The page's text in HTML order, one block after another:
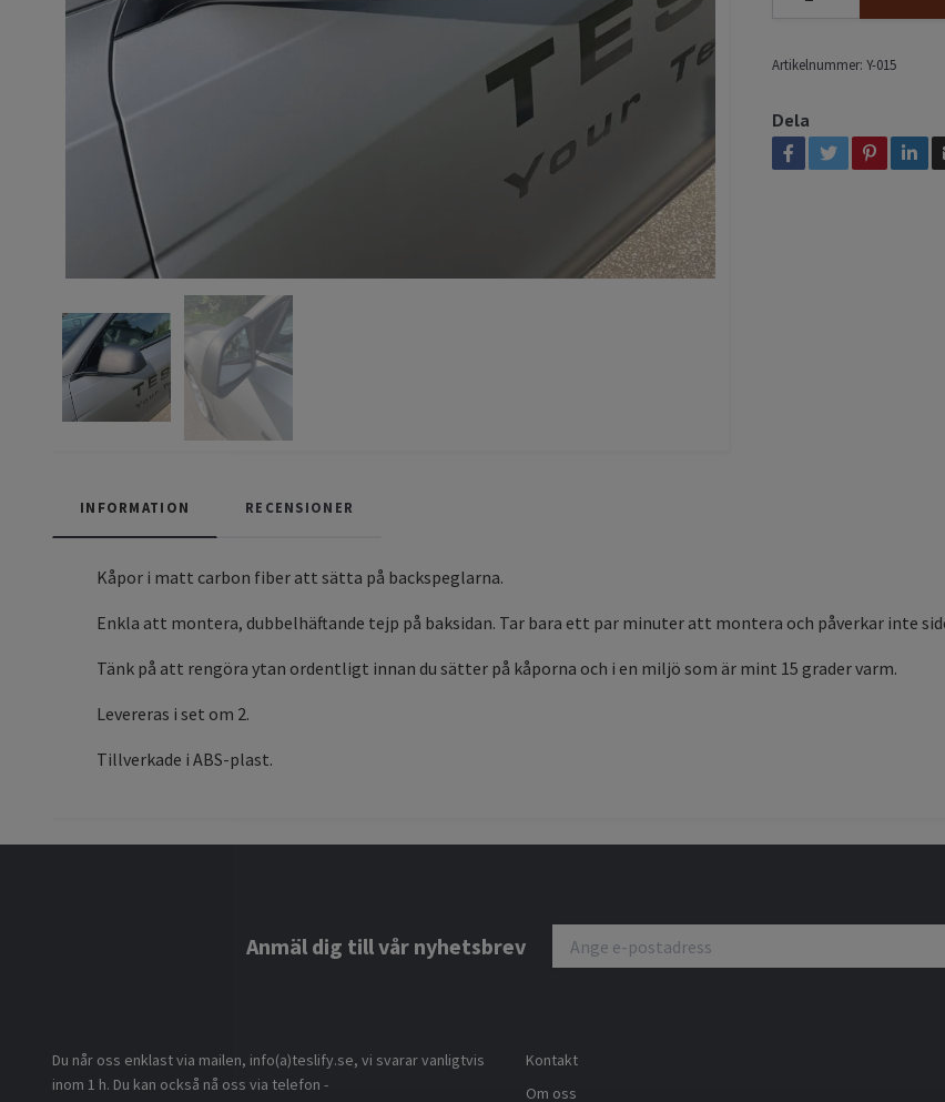
Artikelnummer: Y-015
Dela
INFORMATION RECENSIONER
Kåpor i matt carbon fiber att sätta på backspeglarna.
Enkla att montera, dubbelhäftande tejp på baksidan. Tar bara ett par minuter att montera och påverkar inte
Tänk på att rengöra ytan ordentligt innan du sätter på kåporna och i en miljö som är mint 15 grader varm.
Levereras i set om 2.
Tillverkade i ABS-plast.
Anmäl dig till vår nyhetsbrev
Du når oss enklast via mailen, info(a)teslify.se, vi svarar vanligtvis
inom 1 h. Du kan också nå oss via telefon -
Kontakt
Om oss